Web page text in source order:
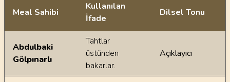
Ayetin meallerindeki dilsel farklılıklar
Meal Sahibi
Kullanılan
İfade
Dilsel Tonu
Abdulbaki
Gölpınarlı
Tahtlar
üstünden
bakarlar.
Açıklayıcı